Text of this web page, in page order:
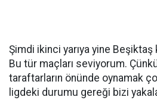
Şimdi ikinci yarıya yine Beşiktaş
Bu tür maçları seviyorum.
taraftarların önünde oynamak
ligdeki durumu gereği bizi